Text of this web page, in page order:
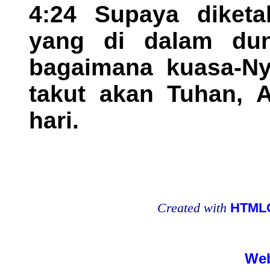
4:24 Supaya
yang di dalam
bagaimana kuasa-
takut akan Tuhan,
hari.
Created with